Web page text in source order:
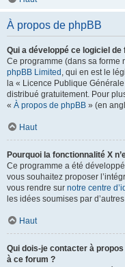
À propos de phpBB
Qui a développé ce logiciel
Ce programme (dans sa forme
phpBB Limited , qui en est le
la « Licence Publique
distribué gratuitement. Pour
« À propos de phpBB » (en
Haut
Pourquoi la fonctionnalité X
Ce programme a été
vous souhaitez proposer
vous rendre sur notre centre
les idées soumises par
Haut
Qui dois-je contacter à
à ce forum ?